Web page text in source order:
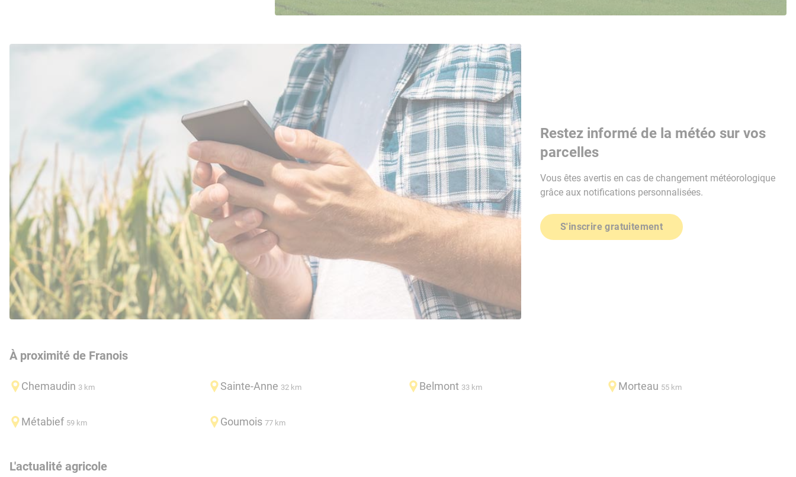
Restez informé de la météo sur vos
parcelles
Vous êtes avertis en cas de changement météorologique
grâce aux notifications personnalisées.
S'inscrire gratuitement
À proximité de Franois
Chemaudin 3 km Sainte-Anne 32 km Belmont 33 km Morteau 55 km
Métabief 59 km Goumois 77 km
L'actualité agricole